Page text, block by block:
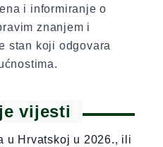
i informiranje o
znanjem i
stan koji odgovara
vijesti
u Hrvatskoj u 2026., ili